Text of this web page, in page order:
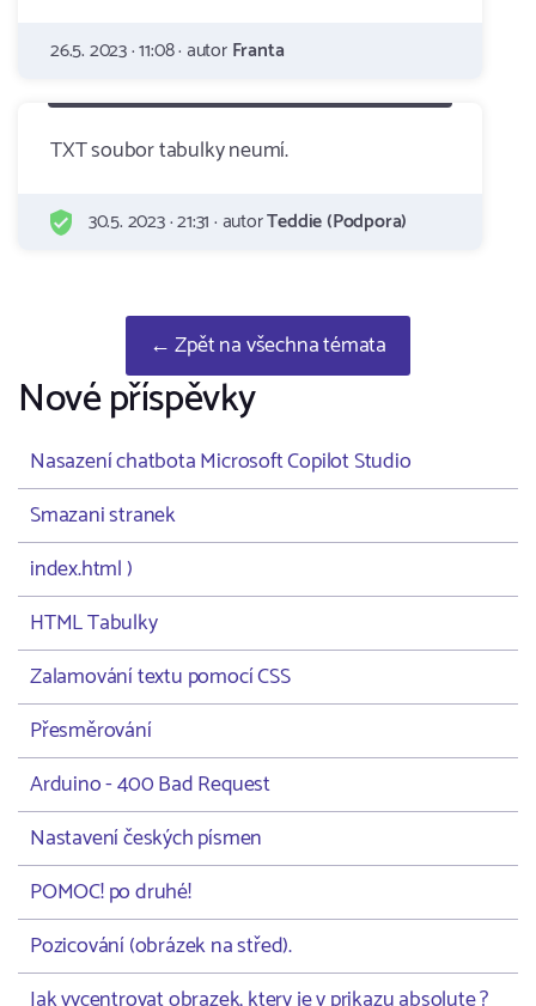
26.5. 2023 · 11:08 · autorFranta
TXT soubor tabulky neumí.
30.5. 2023 · 21:31 · autorTeddie (Podpora)
← Zpět na všechna témata
Nové příspěvky
Nasazení chatbota Microsoft Copilot Studio
Smazani stranek
index.html )
HTML Tabulky
Zalamování textu pomocí CSS
Přesměrování
Arduino - 400 Bad Request
Nastavení českých písmen
POMOC! po druhé!
Pozicování (obrázek na střed).